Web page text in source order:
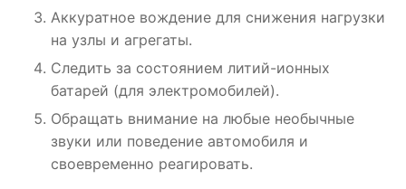
Аккуратное вождение для снижения нагрузки
на узлы и агрегаты.
Следить за состоянием литий-ионных
батарей (для электромобилей).
Обращать внимание на любые необычные
звуки или поведение автомобиля и
своевременно реагировать.